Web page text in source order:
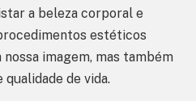
a beleza corporal e
estéticos
nossa imagem, mas também
de vida.